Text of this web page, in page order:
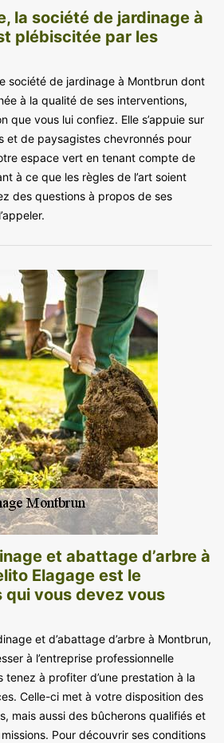
la société de jardinage à
plébiscitée par les
société de jardinage à Montbrun dont
à la qualité de ses interventions,
que vous lui confiez. Elle s’appuie sur
et de paysagistes chevronnés pour
espace vert en tenant compte de
à ce que les règles de l’art soient
des questions à propos de ses
et abattage d’arbre à
Elagage est le
vous devez vous
et d’abattage d’arbre à Montbrun,
à l’entreprise professionnelle
tenez à profiter d’une prestation à la
Celle-ci met à votre disposition des
mais aussi des bûcherons qualifiés et
Pour découvrir ses conditions